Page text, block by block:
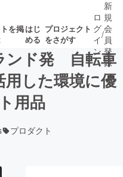
を掲はじ
める
プロジェクト
をさがす
募集終了が近いプ
ロ
グ
イ
ン
/
新
規
会
員
登
録
ンド発 自転車
した環境に優
用品
プロダクト